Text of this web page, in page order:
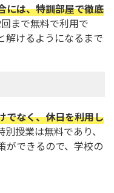
には、特訓部屋で徹底
まで無料で利用で
解けるようになるまで
でなく、休日を利用し
別授業は無料であり、
ができるので、学校の